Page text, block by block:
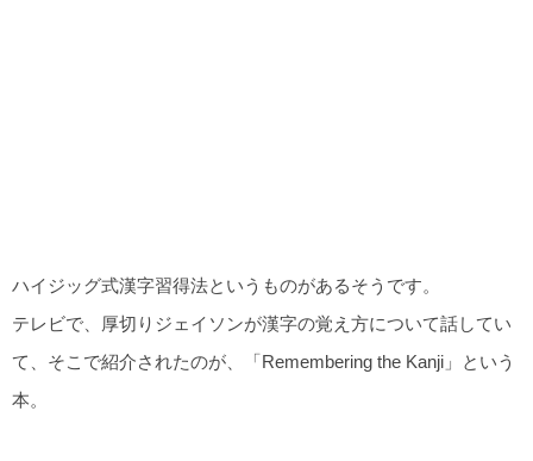
ハイジッグ式漢字習得法というものがあるそうです。
テレビで、厚切りジェイソンが漢字の覚え方について話してい
て、そこで紹介されたのが、「Remembering the Kanji」という
本。